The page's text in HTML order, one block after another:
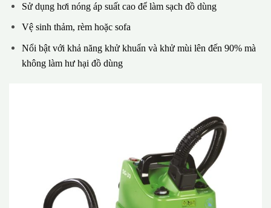
Sử dụng hơi nóng áp suất cao để làm sạch đồ dùng
Vệ sinh thảm, rèm hoặc sofa
Nổi bật với khả năng khử khuẩn và khử mùi lên đến 90% mà
không làm hư hại đồ dùng